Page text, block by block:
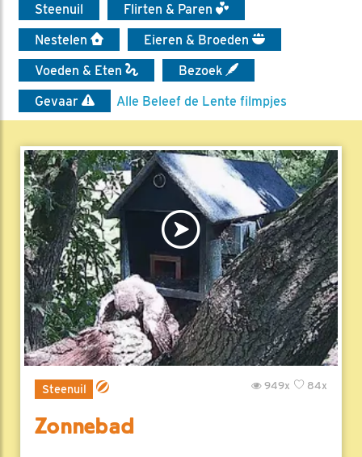
Steenuil
Flirten & Paren
Nestelen
Eieren & Broeden
Voeden & Eten
Bezoek
Gevaar
Alle Beleef de Lente filmpjes
Steenuil 84x
949x
Zonnebad